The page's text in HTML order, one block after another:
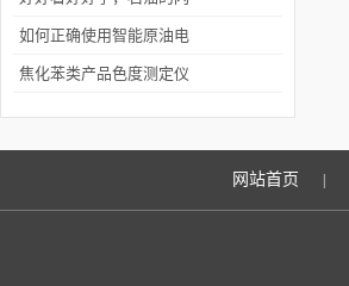
点
如何正确使用智能原油电
脱水仪？
焦化苯类产品色度测定仪
网站首页